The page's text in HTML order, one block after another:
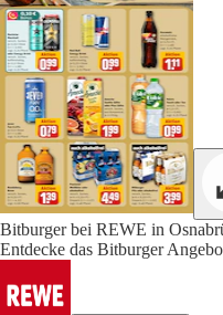
Bitburger bei REWE in
Entdecke das Bitburger